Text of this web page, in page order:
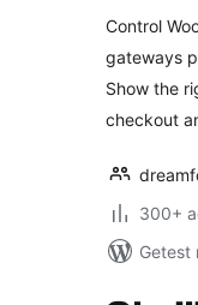
Control
gateways
Show the
checkout
300+
Getest